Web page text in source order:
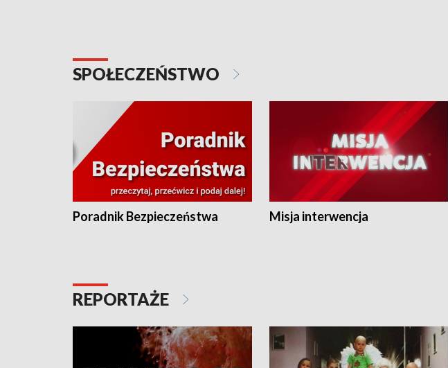
SPOŁECZEŃSTWO
Poradnik Bezpieczeństwa Misja interwencja
REPORTAŻE